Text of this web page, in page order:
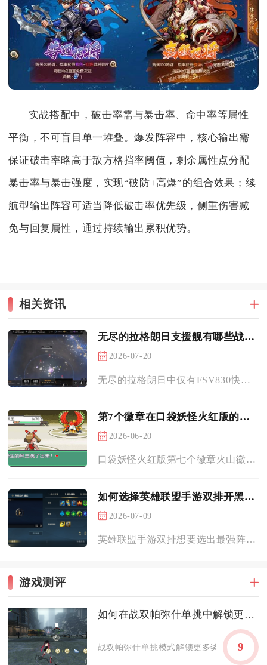
实战搭配中，破击率需与暴击率、命中率等属性
平衡，不可盲目单一堆叠。爆发阵容中，核心输出需
保证破击率略高于敌方格挡率阈值，剩余属性点分配
暴击率与暴击强度，实现“破防+高爆”的组合效果；续
航型输出阵容可适当降低破击率优先级，侧重伤害减
免与回复属性，通过持续输出累积优势。
相关资讯
无尽的拉格朗日支援舰有哪些战略价值
2026-07-20
无尽的拉格朗日中仅有FSV830快速战术支援舰与埃迪卡拉级重...
第7个徽章在口袋妖怪火红版的哪里获取
2026-06-20
口袋妖怪火红版第七个徽章火山徽章获取地点为红莲岛火系道馆，需...
如何选择英雄联盟手游双排开黑最强阵容
2026-07-09
英雄联盟手游双排想要选出最强阵容，核心要按照分段选择搭配位置...
游戏测评
如何在战双帕弥什单挑中解锁更多的奖励
战双帕弥什单挑模式解锁更多奖励的核心
9